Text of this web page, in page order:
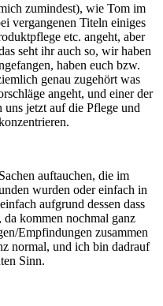
zumindest), wie Tom im
vergangenen Titeln einiges
etc. angeht, aber
seht ihr auch so, wir haben
haben euch bzw.
genau zugehört was
angeht, und einer der
jetzt auf die Pflege und
auftauchen, die im
wurden oder einfach in
aufgrund dessen dass
kommen nochmal ganz
Empfindungen zusammen
normal, und ich bin dadrauf
Sinn.